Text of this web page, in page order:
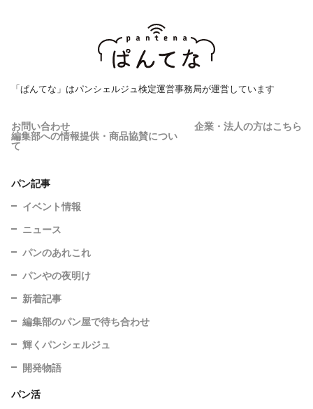
「ぱんてな」はパンシェルジュ検定運営事務局が運営しています
お問い合わせ 企業・法人の方はこちら
編集部への情報提供・商品協賛につい
て
パン記事
イベント情報
ニュース
パンのあれこれ
パンやの夜明け
新着記事
編集部のパン屋で待ち合わせ
輝くパンシェルジュ
開発物語
パン活